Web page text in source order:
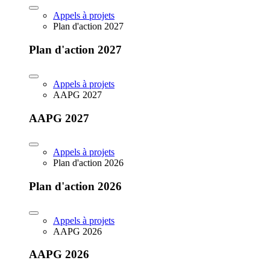
Appels à projets
Plan d'action 2027
Plan d'action 2027
Appels à projets
AAPG 2027
AAPG 2027
Appels à projets
Plan d'action 2026
Plan d'action 2026
Appels à projets
AAPG 2026
AAPG 2026